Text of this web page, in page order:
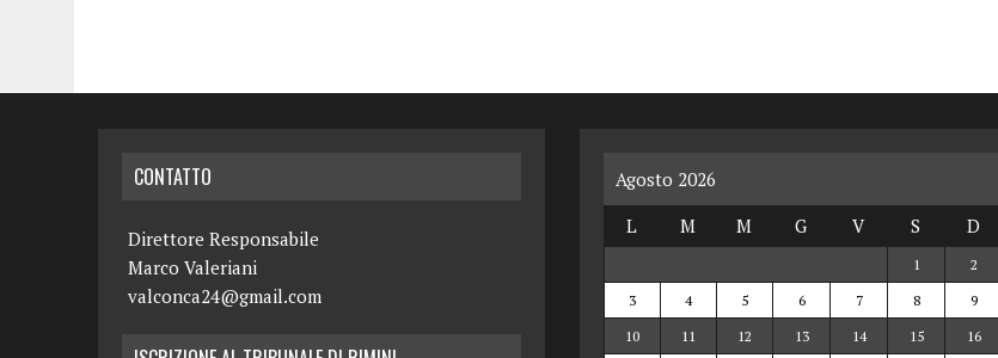
CONTATTO
Direttore Responsabile
Marco Valeriani
valconca24@gmail.com
Agosto 2026
L
M M G V S D
1
2
3
4 5 6 7 8
9
10
11 12 13 14 15 16